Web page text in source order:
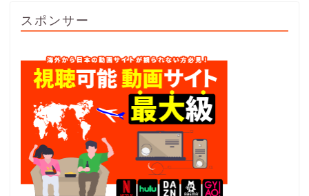
スポンサー